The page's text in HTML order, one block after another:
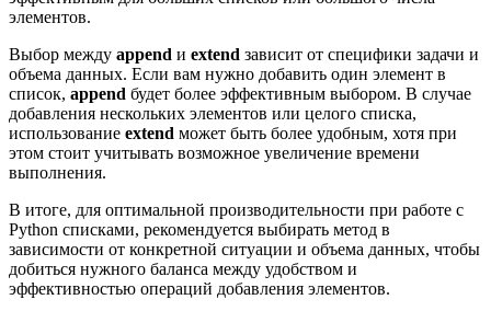
элементов.
Выбор между append и extend зависит от специфики задачи и
объема данных. Если вам нужно добавить один элемент в
список, append будет более эффективным выбором. В случае
добавления нескольких элементов или целого списка,
использование extend может быть более удобным, хотя при
этом стоит учитывать возможное увеличение времени
выполнения.
В итоге, для оптимальной производительности при работе с
Python списками, рекомендуется выбирать метод в
зависимости от конкретной ситуации и объема данных, чтобы
добиться нужного баланса между удобством и
эффективностью операций добавления элементов.